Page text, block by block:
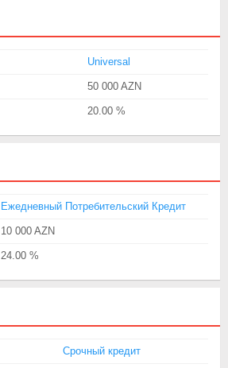
Universal
50 000 AZN
20.00 %
Ежедневный Потребительский Кредит
10 000 AZN
24.00 %
Срочный кредит